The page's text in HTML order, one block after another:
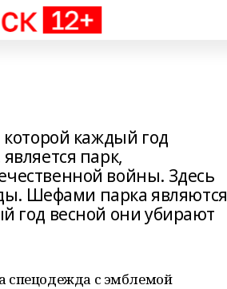
каждый год
парк,
войны. Здесь
Шефами парка являются
год весной они убирают
спецодежда с эмблемой